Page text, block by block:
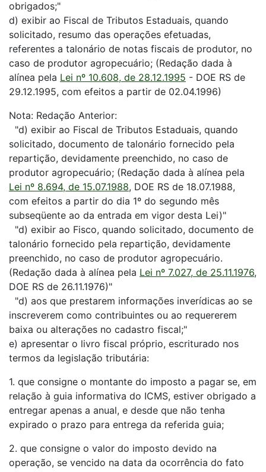
obrigados;"
d) exibir ao Fiscal de Tributos Estaduais, quando
solicitado, resumo das operações efetuadas,
referentes a talonário de notas fiscais de produtor, no
caso de produtor agropecuário; (Redação dada à
alínea pela Lei nº 10.608, de 28.12.1995 - DOE RS de
29.12.1995, com efeitos a partir de 02.04.1996)
Nota: Redação Anterior:
"d) exibir ao Fiscal de Tributos Estaduais, quando
solicitado, documento de talonário fornecido pela
repartição, devidamente preenchido, no caso de
produtor agropecuário; (Redação dada à alínea pela
Lei nº 8.694, de 15.07.1988, DOE RS de 18.07.1988,
com efeitos a partir do dia 1º do segundo mês
subseqüente ao da entrada em vigor desta Lei)"
"d) exibir ao Fisco, quando solicitado, documento de
talonário fornecido pela repartição, devidamente
preenchido, no caso de produtor agropecuário.
(Redação dada à alínea pela Lei nº 7.027, de 25.11.1976,
DOE RS de 26.11.1976)"
"d) aos que prestarem informações inverídicas ao se
inscreverem como contribuintes ou ao requererem
baixa ou alterações no cadastro fiscal;"
e) apresentar o livro fiscal próprio, escriturado nos
termos da legislação tributária:
1. que consigne o montante do imposto a pagar se, em
relação à guia informativa do ICMS, estiver obrigado a
entregar apenas a anual, e desde que não tenha
expirado o prazo para entrega da referida guia;
2. que consigne o valor do imposto devido na
operação, se vencido na data da ocorrência do fato